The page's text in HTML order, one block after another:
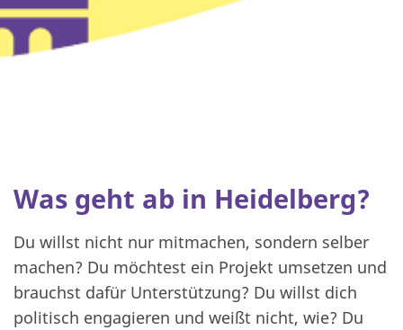
Was geht ab in Heidelberg?
Du willst nicht nur mitmachen, sondern selber
machen? Du möchtest ein Projekt umsetzen und
brauchst dafür Unterstützung? Du willst dich
politisch engagieren und weißt nicht, wie? Du